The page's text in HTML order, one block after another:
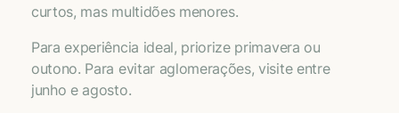
curtos, mas multidões menores.
Para experiência ideal, priorize primavera ou
outono. Para evitar aglomerações, visite entre
junho e agosto.